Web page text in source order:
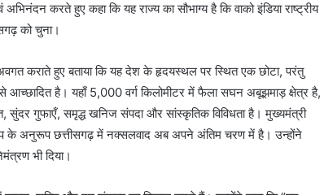
करते हुए कहा कि यह राज्य का सौभाग्य है कि वाको इंडिया राष्ट्रीय
को चुना।
कराते हुए बताया कि यह देश के हृदयस्थल पर स्थित एक छोटा, परंतु
है। यहाँ 5,000 वर्ग किलोमीटर में फैला सघन अबूझमाड़ क्षेत्र है,
सुंदर गुफाएँ, समृद्ध खनिज संपदा और सांस्कृतिक विविधता है। मुख्यमंत्री
के अनुरूप छत्तीसगढ़ में नक्सलवाद अब अपने अंतिम चरण में है। उन्होंने
भी दिया।